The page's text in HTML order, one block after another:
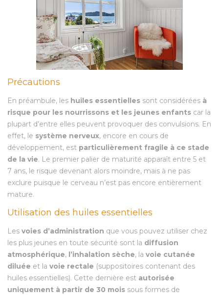
Précautions
En préambule, les huiles essentielles sont considérées à
risque pour les nourrissons et les jeunes enfants car la
plupart d’entre elles peuvent provoquer des convulsions. En
effet, le système nerveux, encore en cours de
développement, est particulièrement fragile à ce stade
de la vie. Le premier palier de maturité apparaît entre 5 et
7 ans, le risque devenant alors moindre, mais à ne pas
exclure puisque le cerveau n’est pas encore entièrement
mature.
Utilisation des huiles essentielles
Les voies d’administration que vous pouvez utiliser chez
les plus jeunes en toute sécurité sont la diffusion
atmosphérique, l’inhalation sèche, la voie cutanée
diluée et la voie rectale (suppositoires contenant des
huiles essentielles). Cette dernière est autorisée
uniquement à partir de 30 mois sous formes de